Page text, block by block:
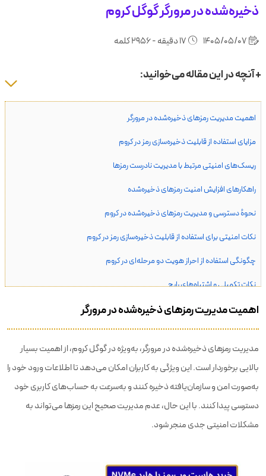
ذخیره‌شده در مرورگر گوگل کروم
+ آنچه در این مقاله می‌خوانید:
اهمیت مدیریت رمزهای ذخیره‌شده در مرورگر
مزایای استفاده از قابلیت ذخیره‌سازی رمز در کروم
ریسک‌های امنیتی مرتبط با مدیریت نادرست رمزها
راهکارهای افزایش امنیت رمزهای ذخیره‌شده
نحوهٔ دسترسی و مدیریت رمزهای ذخیره‌شده در کروم
نکات امنیتی برای استفاده از قابلیت ذخیره‌سازی رمز در کروم
چگونگی استفاده از احراز هویت دو مرحله‌ای در کروم
نکات تکمیلی و اشتباه‌های رایج
مثال‌های عملی و گام‌به‌گام
جمع‌بندی
سوالات متداول
اهمیت مدیریت رمزهای ذخیره‌شده در مرورگر
مدیریت رمزهای ذخیره‌شده در مرورگر، به‌ویژه در گوگل کروم، از اهمیت بسیار
بالایی برخوردار است. این ویژگی به کاربران امکان می‌دهد تا اطلاعات ورود خود را
به‌صورت امن و سازمان‌یافته ذخیره کنند و به‌سرعت به حساب‌های کاربری خود
دسترسی پیدا کنند. با این حال، عدم مدیریت صحیح این رمزها می‌تواند به
مشکلات امنیتی جدی منجر شود.